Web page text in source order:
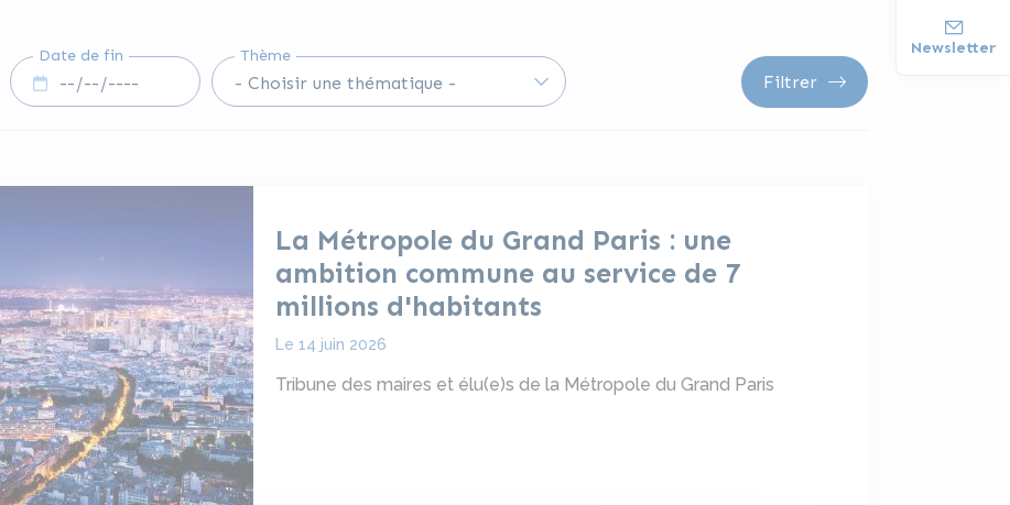
Newsletter
Date de fin Thème
Filtrer
La Métropole du Grand Paris : une
ambition commune au service de 7
millions d'habitants
Le 14 juin 2026
Tribune des maires et élu(e)s de la Métropole du Grand Paris